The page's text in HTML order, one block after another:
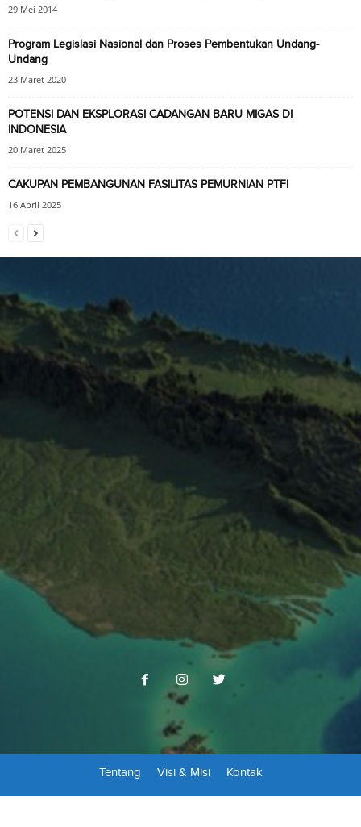
29 Mei 2014
Program Legislasi Nasional dan Proses Pembentukan Undang-
Undang
23 Maret 2020
POTENSI DAN EKSPLORASI CADANGAN BARU MIGAS DI
INDONESIA
20 Maret 2025
CAKUPAN PEMBANGUNAN FASILITAS PEMURNIAN PTFI
16 April 2025
Tentang Visi & Misi Kontak